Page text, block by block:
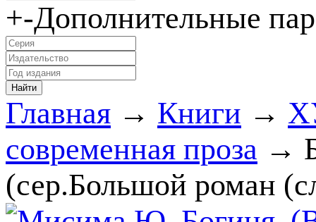
+-Дополнительные
Главная → Книги →
современная проза →
(сер.Большой роман